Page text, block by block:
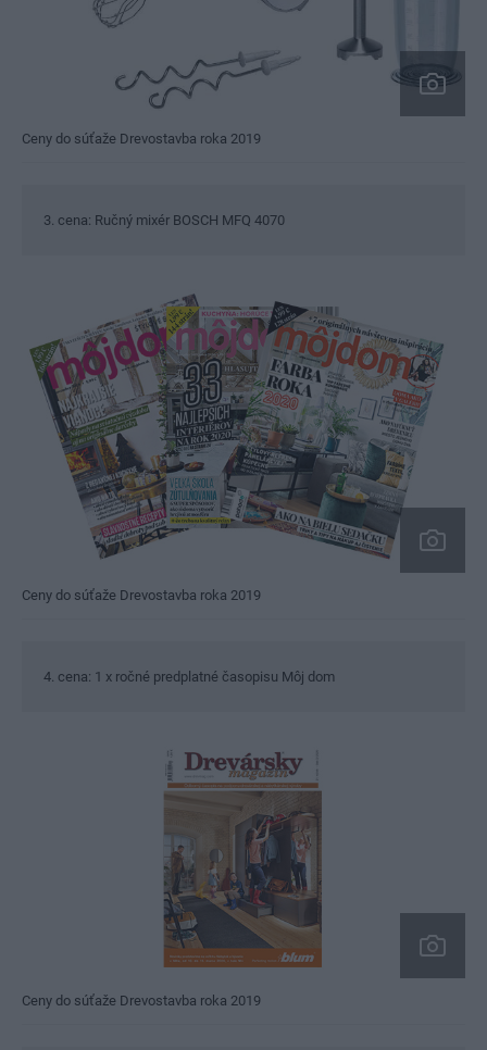
Ceny do súťaže Drevostavba roka 2019
3. cena: Ručný mixér BOSCH MFQ 4070
Ceny do súťaže Drevostavba roka 2019
4. cena: 1 x ročné predplatné časopisu Môj dom
Ceny do súťaže Drevostavba roka 2019